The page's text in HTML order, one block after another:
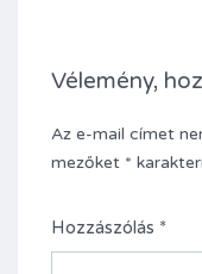
Vélemény,
Az e-mail címet
mezőket *
Hozzászólás *